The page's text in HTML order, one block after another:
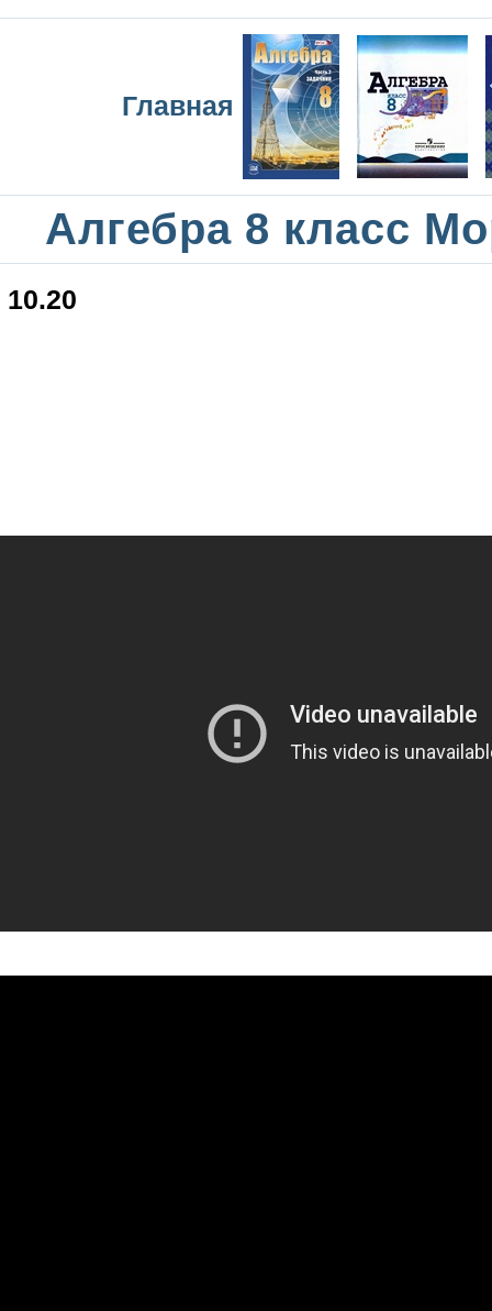
Главная
Алгебра 8 класс
10.20